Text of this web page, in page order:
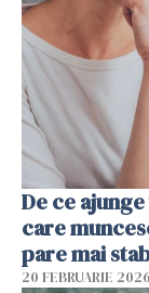
De ce
care
pare mai
20 FEBRUARIE 2026